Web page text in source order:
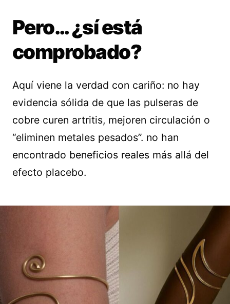
Pero… ¿sí está
comprobado?
Aquí viene la verdad con cariño: no hay
evidencia sólida de que las pulseras de
cobre curen artritis, mejoren circulación o
“eliminen metales pesados”. no han
encontrado beneficios reales más allá del
efecto placebo.